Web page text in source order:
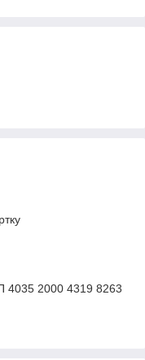
4035 2000 4319 8263